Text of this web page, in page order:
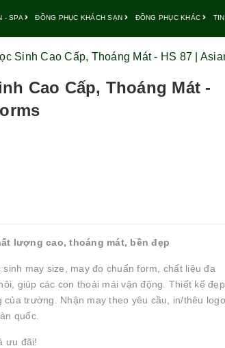
- SPA ĐỒNG PHỤC KHÁCH SẠN ĐỒNG PHỤC KHÁC
Sinh Cao Cấp, Thoáng Mát - HS 87 |
Cao Cấp, Thoáng Mát -
lượng cao, thoáng mát, bền đẹp
may size, may đo chuẩn form, chất liệu đa
giúp các con thoải mái vận động. Thiết kế đẹp,
trường. Nhận may theo yêu cầu, in/thêu logo
quốc.
ưu đãi!